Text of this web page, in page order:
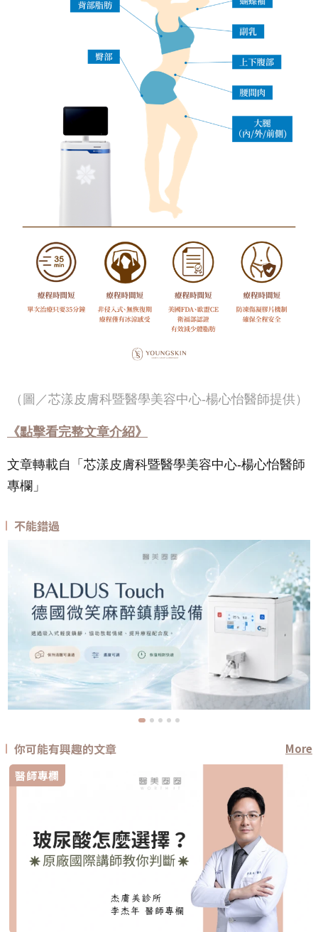
（圖／芯漾皮膚科暨醫學美容中心-楊心怡醫師提供）
《點擊看完整文章介紹》
文章轉載自「芯漾皮膚科暨醫學美容中心-楊心怡醫師
專欄」
不能錯過
你可能有興趣的文章
More
醫師專欄